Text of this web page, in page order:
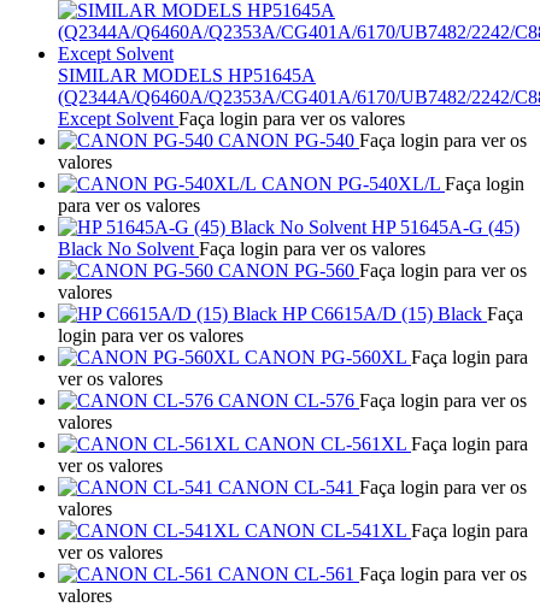
SIMILAR MODELS HP51645A
(Q2344A/Q6460A/Q2353A/CG401A/6170/UB7482/2242/
Except Solvent Faça login para ver os valores
CANON PG-540 Faça login para ver os
valores
CANON PG-540XL/L Faça login
para ver os valores
HP 51645A-G (45)
Black No Solvent Faça login para ver os valores
CANON PG-560 Faça login para ver os
valores
HP C6615A/D (15) Black Faça
login para ver os valores
CANON PG-560XL Faça login para
ver os valores
CANON CL-576 Faça login para ver os
valores
CANON CL-561XL Faça login para
ver os valores
CANON CL-541 Faça login para ver os
valores
CANON CL-541XL Faça login para
ver os valores
CANON CL-561 Faça login para ver os
valores